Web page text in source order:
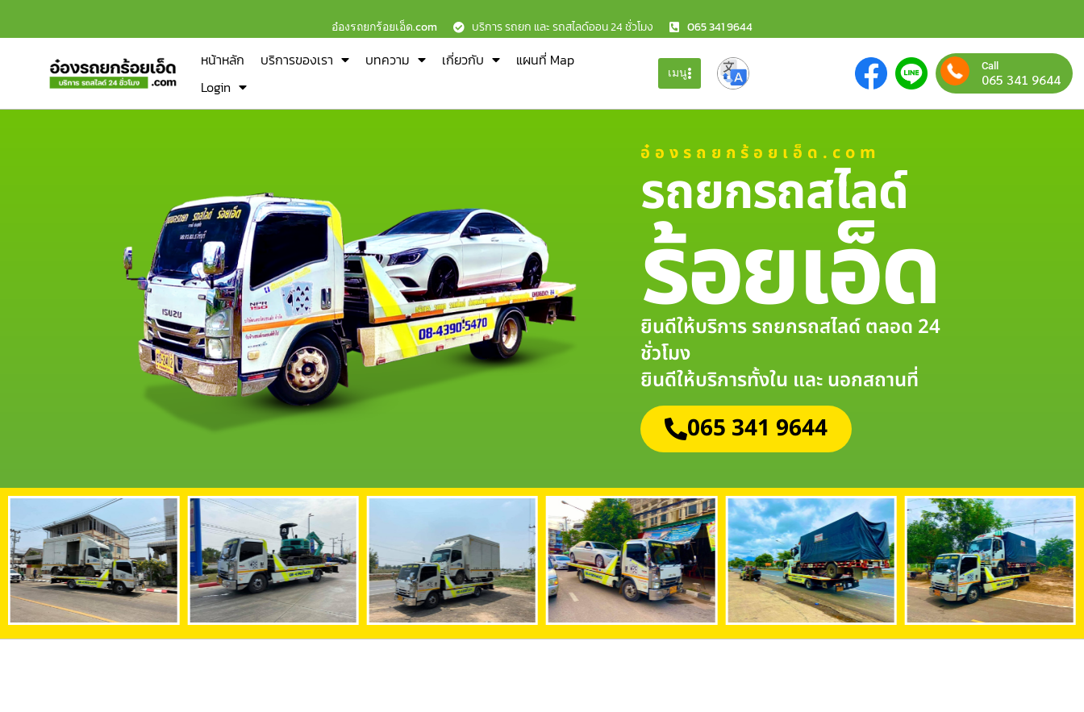
อ๋องรถยกร้อยเอ็ด.com บริการ รถยก และ รถสไลด์ออน 24 ชั่วโมง 065 341 9644
หน้าหลัก บริการของเรา บทความ เกี่ยวกับ
แผนที่ Map
Login
เมนู Call
065 341 9644
อ๋องรถยกร้อยเอ็ด.com
รถยกรถสไลด์
ร้อยเอ็ด
ยินดีให้บริการ รถยกรถสไลด์ ตลอด 24
ชั่วโมง
ยินดีให้บริการทั้งใน และ นอกสถานที่
065 341 9644